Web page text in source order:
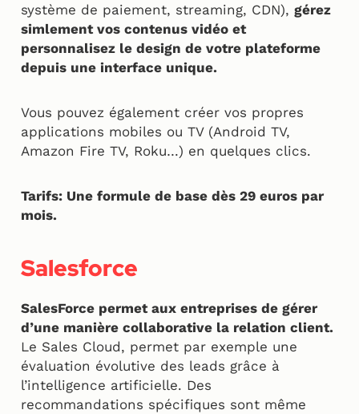
système de paiement, streaming, CDN), gérez
simlement vos contenus vidéo et
personnalisez le design de votre plateforme
depuis une interface unique.
Vous pouvez également créer vos propres
applications mobiles ou TV (Android TV,
Amazon Fire TV, Roku…) en quelques clics.
Tarifs: Une formule de base dès 29 euros par
mois.
Salesforce
SalesForce permet aux entreprises de gérer
d’une manière collaborative la relation client.
Le Sales Cloud, permet par exemple une
évaluation évolutive des leads grâce à
l’intelligence artificielle. Des
recommandations spécifiques sont même